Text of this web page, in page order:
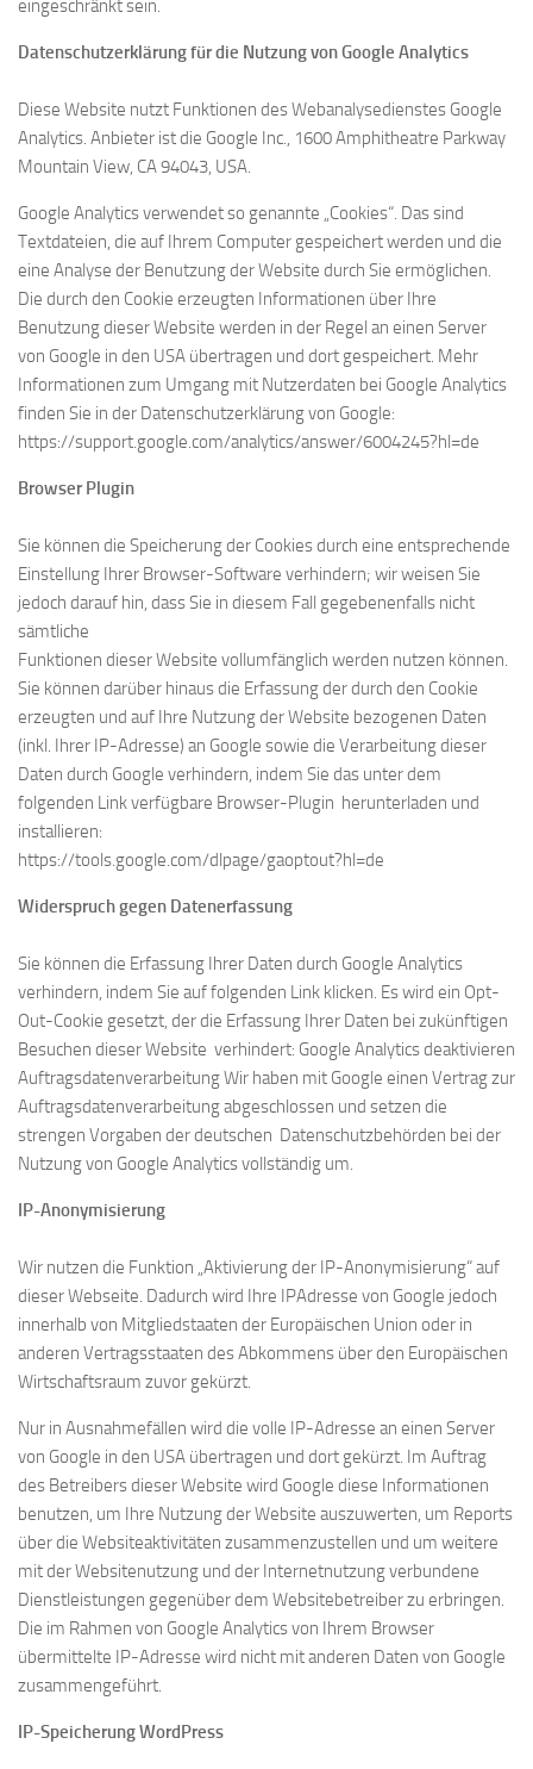
eingeschränkt sein.
Datenschutzerklärung für die Nutzung von Google Analytics
Diese Website nutzt Funktionen des Webanalysedienstes Google
Analytics. Anbieter ist die Google Inc., 1600 Amphitheatre Parkway
Mountain View, CA 94043, USA.
Google Analytics verwendet so genannte „Cookies“. Das sind
Textdateien, die auf Ihrem Computer gespeichert werden und die
eine Analyse der Benutzung der Website durch Sie ermöglichen.
Die durch den Cookie erzeugten Informationen über Ihre
Benutzung dieser Website werden in der Regel an einen Server
von Google in den USA übertragen und dort gespeichert. Mehr
Informationen zum Umgang mit Nutzerdaten bei Google Analytics
finden Sie in der Datenschutzerklärung von Google:
https://support.google.com/analytics/answer/6004245?hl=de
Browser Plugin
Sie können die Speicherung der Cookies durch eine entsprechende
Einstellung Ihrer Browser-Software verhindern; wir weisen Sie
jedoch darauf hin, dass Sie in diesem Fall gegebenenfalls nicht
sämtliche
Funktionen dieser Website vollumfänglich werden nutzen können.
Sie können darüber hinaus die Erfassung der durch den Cookie
erzeugten und auf Ihre Nutzung der Website bezogenen Daten
(inkl. Ihrer IP-Adresse) an Google sowie die Verarbeitung dieser
Daten durch Google verhindern, indem Sie das unter dem
folgenden Link verfügbare Browser-Plugin herunterladen und
installieren:
https://tools.google.com/dlpage/gaoptout?hl=de
Widerspruch gegen Datenerfassung
Sie können die Erfassung Ihrer Daten durch Google Analytics
verhindern, indem Sie auf folgenden Link klicken. Es wird ein Opt-
Out-Cookie gesetzt, der die Erfassung Ihrer Daten bei zukünftigen
Besuchen dieser Website verhindert: Google Analytics deaktivieren
Auftragsdatenverarbeitung Wir haben mit Google einen Vertrag zur
Auftragsdatenverarbeitung abgeschlossen und setzen die
strengen Vorgaben der deutschen Datenschutzbehörden bei der
Nutzung von Google Analytics vollständig um.
IP-Anonymisierung
Wir nutzen die Funktion „Aktivierung der IP-Anonymisierung“ auf
dieser Webseite. Dadurch wird Ihre IPAdresse von Google jedoch
innerhalb von Mitgliedstaaten der Europäischen Union oder in
anderen Vertragsstaaten des Abkommens über den Europäischen
Wirtschaftsraum zuvor gekürzt.
Nur in Ausnahmefällen wird die volle IP-Adresse an einen Server
von Google in den USA übertragen und dort gekürzt. Im Auftrag
des Betreibers dieser Website wird Google diese Informationen
benutzen, um Ihre Nutzung der Website auszuwerten, um Reports
über die Websiteaktivitäten zusammenzustellen und um weitere
mit der Websitenutzung und der Internetnutzung verbundene
Dienstleistungen gegenüber dem Websitebetreiber zu erbringen.
Die im Rahmen von Google Analytics von Ihrem Browser
übermittelte IP-Adresse wird nicht mit anderen Daten von Google
zusammengeführt.
IP-Speicherung WordPress